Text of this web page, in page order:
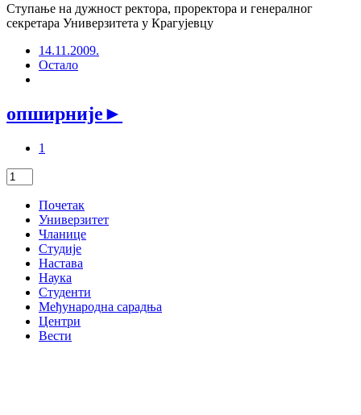
Ступање на дужност ректора, проректора и генералног
секретара Универзитета у Крагујевцу
14.11.2009.
Остало
опширније►
1
Почетак
Универзитет
Чланице
Студије
Настава
Наука
Студенти
Међународна сарадња
Центри
Вести